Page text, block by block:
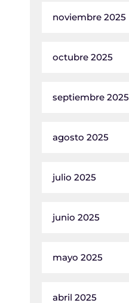
noviembre 2025
octubre 2025
septiembre 2025
agosto 2025
julio 2025
junio 2025
mayo 2025
abril 2025